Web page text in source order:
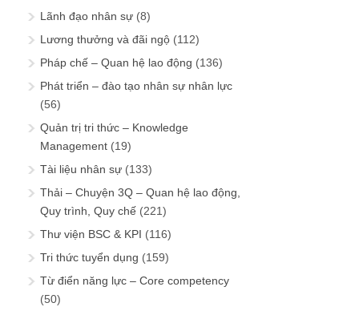
Lãnh đạo nhân sự (8)
Lương thưởng và đãi ngộ (112)
Pháp chế – Quan hệ lao động (136)
Phát triển – đào tạo nhân sự nhân lực
(56)
Quản trị tri thức – Knowledge
Management (19)
Tài liệu nhân sự (133)
Thải – Chuyện 3Q – Quan hệ lao động,
Quy trình, Quy chế (221)
Thư viện BSC & KPI (116)
Tri thức tuyển dụng (159)
Từ điển năng lực – Core competency
(50)